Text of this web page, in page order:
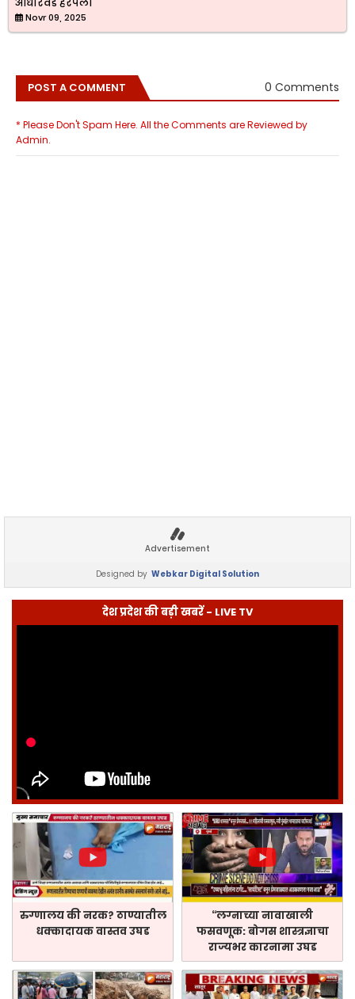
Novr 09, 2025
POST A COMMENT 0 Comments
* Please Don't Spam Here. All the Comments are Reviewed by
Admin.
Advertisement
Designed by Webkar Digital Solution
देश प्रदेश की बड़ी खबरें - LIVE TV
रुग्णालय की नरक? ठाण्यातील
धक्कादायक वास्तव उघड
“लग्नाच्या नावाखाली
फसवणूक: बोगस शास्त्रज्ञाचा
राज्यभर कारनामा उघड